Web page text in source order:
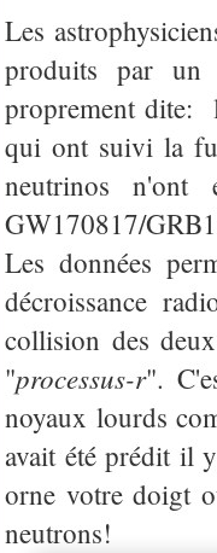
Les
produits par un
proprement dite:
qui ont suivi la
neutrinos n'ont
GW170817/
Les données
décroissance
collision des
"processus-r".
noyaux lourds
avait été prédit il
orne votre doigt
neutrons!